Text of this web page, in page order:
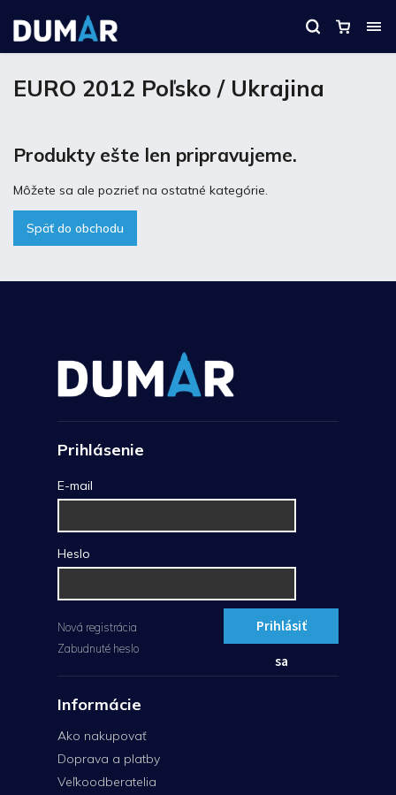
EURO 2012 Poľsko / Ukrajina
Produkty ešte len pripravujeme.
Môžete sa ale pozrieť na ostatné kategórie.
Späť do obchodu
Prihlásenie
E-mail
Heslo
Prihlásiť
sa
Nová registrácia
Zabudnuté heslo
Informácie
Ako nakupovať
Doprava a platby
Veľkoodberatelia